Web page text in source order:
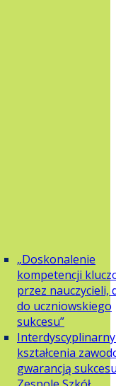
„Doskonalenie
kompetencji
przez nauczycieli,
do uczniowskiego
sukcesu”
kształcenia
gwarancją